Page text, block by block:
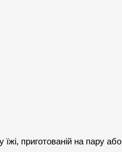
приготованій на пару або